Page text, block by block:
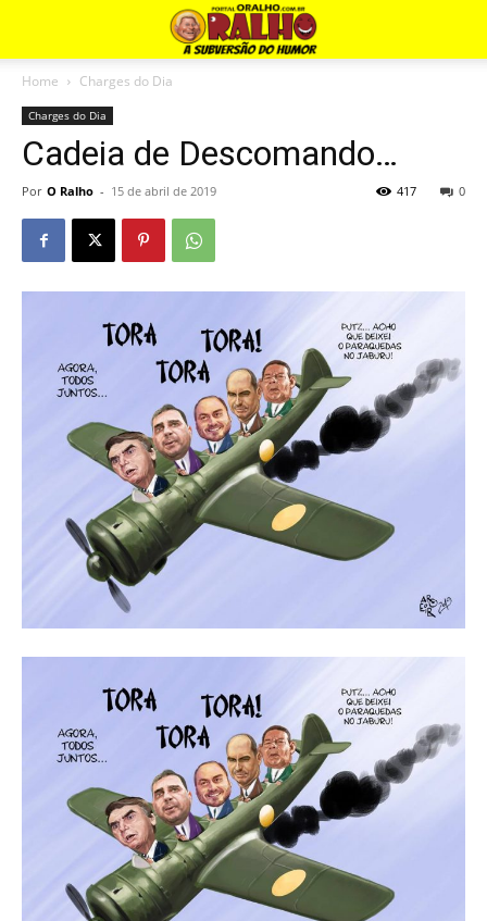
Home Charges do Dia
Charges do Dia
Cadeia de Descomando…
Por O Ralho - 15 de abril de 2019 0
417